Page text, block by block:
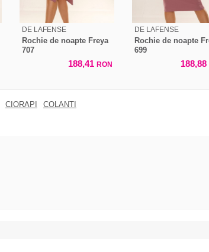
DE LAFENSE
Rochie de noapte Freya
707
188,41 RON
DE LAFENSE
Rochie de noapte
699
188,88
CIORAPI
COLANTI